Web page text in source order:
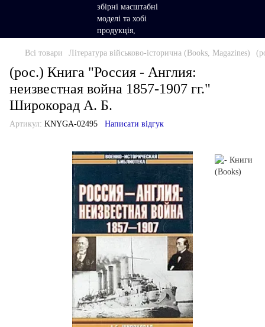
Всі товари Література військово-історична (Books, Magazines)
(рос.) Книга "Россия - Англия:
неизвестная война 1857-1907 гг."
Широкорад А. Б.
Артикул: KNYGA-02495 Написати відгук